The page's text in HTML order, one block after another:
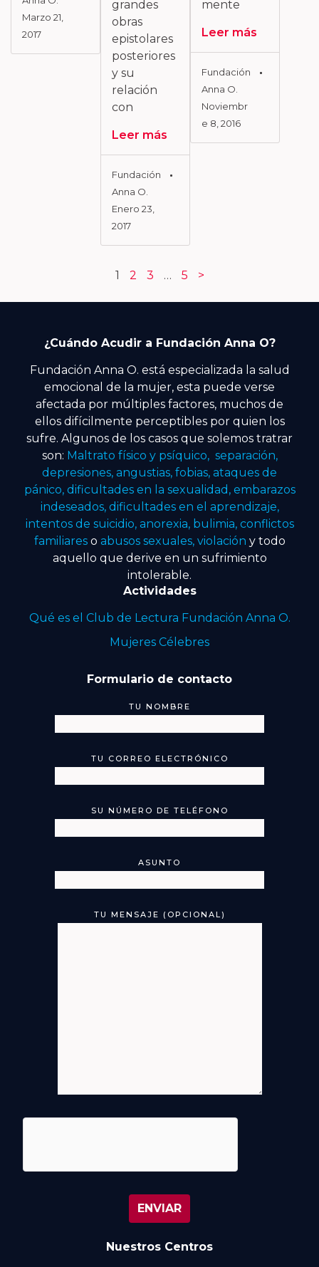
Marzo 21,
2017
grandes
obras
epistolares
posteriores
y su
relación
con
Leer más
Fundación
Anna O.
Enero 23,
2017
mente
Leer más
Fundación
Anna O.
Noviembr
E 8, 2016
1 2 3 … 5 >
¿Cuándo Acudir a Fundación Anna O?
Fundación Anna O. está especializada la salud
emocional de la mujer, esta puede verse
afectada por múltiples factores, muchos de
ellos difícilmente perceptibles por quien los
sufre. Algunos de los casos que solemos tratrar
son: Maltrato físico y psíquico, separación,
depresiones, angustias, fobias, ataques de
pánico, dificultades en la sexualidad, embarazos
indeseados, dificultades en el aprendizaje,
intentos de suicidio, anorexia, bulimia, conflictos
familiareso abusos sexuales, violación y todo
aquello que derive en un sufrimiento
intolerable.
Actividades
Qué es el Club de Lectura Fundación Anna O.
Mujeres Célebres
Formulario de contacto
TU NOMBRE
TU CORREO ELECTRÓNICO
SU NÚMERO DE TELÉFONO
ASUNTO
TU MENSAJE (OPCIONAL)
Nuestros Centros